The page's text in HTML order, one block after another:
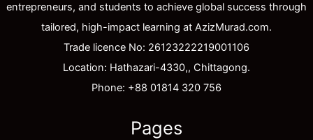
entrepreneurs, and students to achieve global success through
tailored, high-impact learning at AzizMurad.com.
Trade licence No: 26123222219001106
Location: Hathazari-4330,, Chittagong.
Phone: +88 01814 320 756
Pages